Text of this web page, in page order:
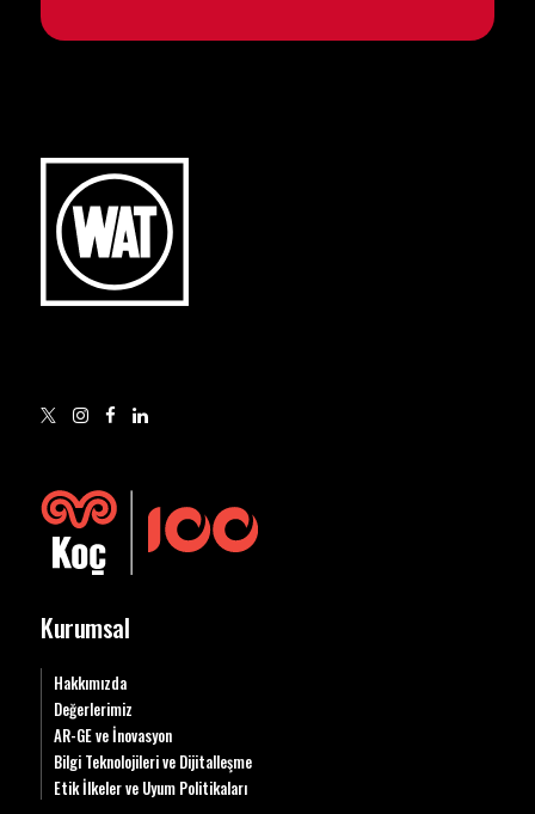
Kurumsal
Hakkımızda
Değerlerimiz
AR-GE ve İnovasyon
Bilgi Teknolojileri ve Dijitalleşme
Etik İlkeler ve Uyum Politikaları